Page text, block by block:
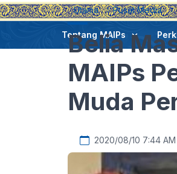
Tentang MAIPs
Utama Pusat Media
Belia
MAIPs
Muda
2020/08/10 7:44 AM